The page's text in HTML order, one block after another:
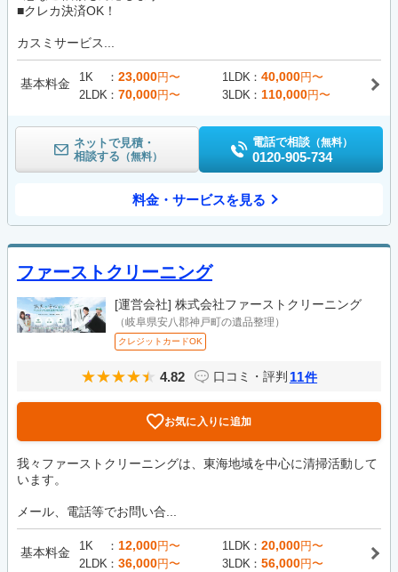
■クレカ決済OK！
カスミサービス...
基本料金 1K 23,000円〜 1LDK 40,000円〜
2LDK
70,000円〜 3LDK 110,000円〜
ネットで見積・
相談する （無料）
電話で相談 （無料）
0120-905-734
料金・サービスを見る
ファーストクリーニング
[運営会社] 株式会社ファーストクリーニング
（岐阜県安八郡神戸町の遺品整理）
クレジットカードOK
4.82 口コミ・評判 11件
お気に入りに追加
我々ファーストクリーニングは、東海地域を中心に清掃活動して
います。
メール、電話等でお問い合...
基本料金 1K 12,000円〜 1LDK 20,000円〜
2LDK
36,000円〜 3LDK 56,000円〜